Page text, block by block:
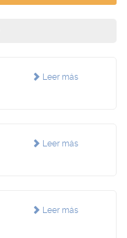
Leer más
Leer más
Leer más